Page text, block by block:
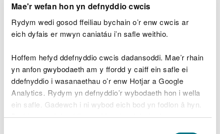
Mae'r wefan hon yn defnyddio cwcis
Rydym wedi gosod ffeiliau bychain o’r enw cwcis ar
eich dyfais er mwyn caniatáu i’n safle weithio.
Hoffem hefyd ddefnyddio cwcis dadansoddi. Mae’r rhain
yn anfon gwybodaeth am y ffordd y caiff ein safle ei
ddefnyddio i wasanaethau o’r enw Hotjar a Google
Analytics. Rydym yn defnyddio’r wybodaeth hon i wella
ein safle. Gadewch i ni wybod eich bod yn fodlon â hyn.
Byddwn yn defnyddio cwci i gadw eich dewis.
Gwneud cais am drwydded i dynnu neu
gronni dŵr
Taliadau am drwyddedau tynnu a chasglu
Gwasanaeth cyngor cyn gwneud cais ar
gyfer trwyddedau tynnu a chronni dŵr
Caniatadau eraill mae'n bosibl y bydd eu
hangen arnoch ar gyfer eich tyniad neu
groniad dŵr